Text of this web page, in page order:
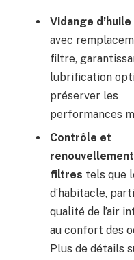
Vidange
avec
filtre,
lubrification
préserver les
performances
Contrôle et
filtres tels que
d’habitacle,
qualité de l’air
au confort des
Plus de détails